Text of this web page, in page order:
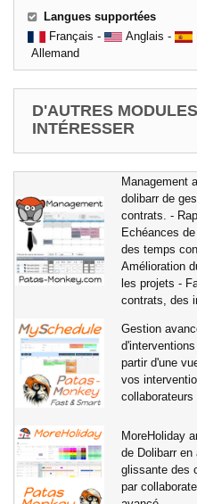
Langues supportées
Français -
Anglais -
Allemand
D'AUTRES
INTÉRESSER
Management
dolibarr de
contrats. -
Echéances
des temps
Amélioration
les projets -
contrats, des
Gestion
partir d'une
vos
collaborateurs
MoreHoliday
de Dolibarr
glissante des
par